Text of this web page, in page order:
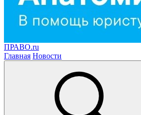
ПРАВО.ru
Главная Новости